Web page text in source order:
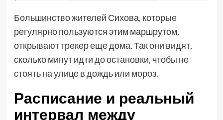
Большинство жителей Сихова, которые
регулярно пользуются этим маршрутом,
открывают трекер еще дома. Так они видят,
сколько минут идти до остановки, чтобы не
стоять на улице в дождь или мороз.
Расписание и реальный
интервал между